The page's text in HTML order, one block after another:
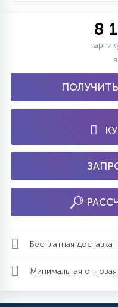
8
Бесплатная
Минимальная